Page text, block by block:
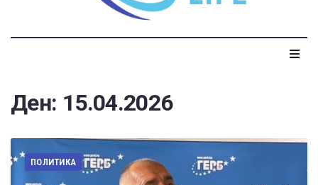
Ден: 15.04.2026
ПОЛИТИКА